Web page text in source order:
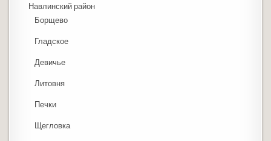
Навлинский район
Борщево
Гладское
Девичье
Литовня
Печки
Щегловка